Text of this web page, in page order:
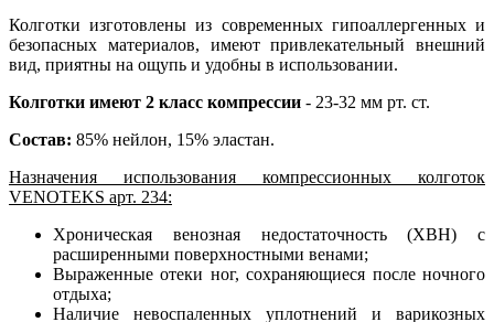
Колготки изготовлены из современных гипоаллергенных и
безопасных материалов, имеют привлекательный внешний
вид, приятны на ощупь и удобны в использовании.
Колготки имеют 2 класс компрессии - 23-32 мм рт. ст.
Состав: 85% нейлон, 15% эластан.
Назначения использования компрессионных колготок
VENOTEKS арт. 234:
Хроническая венозная недостаточность (ХВН) с
расширенными поверхностными венами;
Выраженные отеки ног, сохраняющиеся после ночного
отдыха;
Наличие невоспаленных уплотнений и варикозных